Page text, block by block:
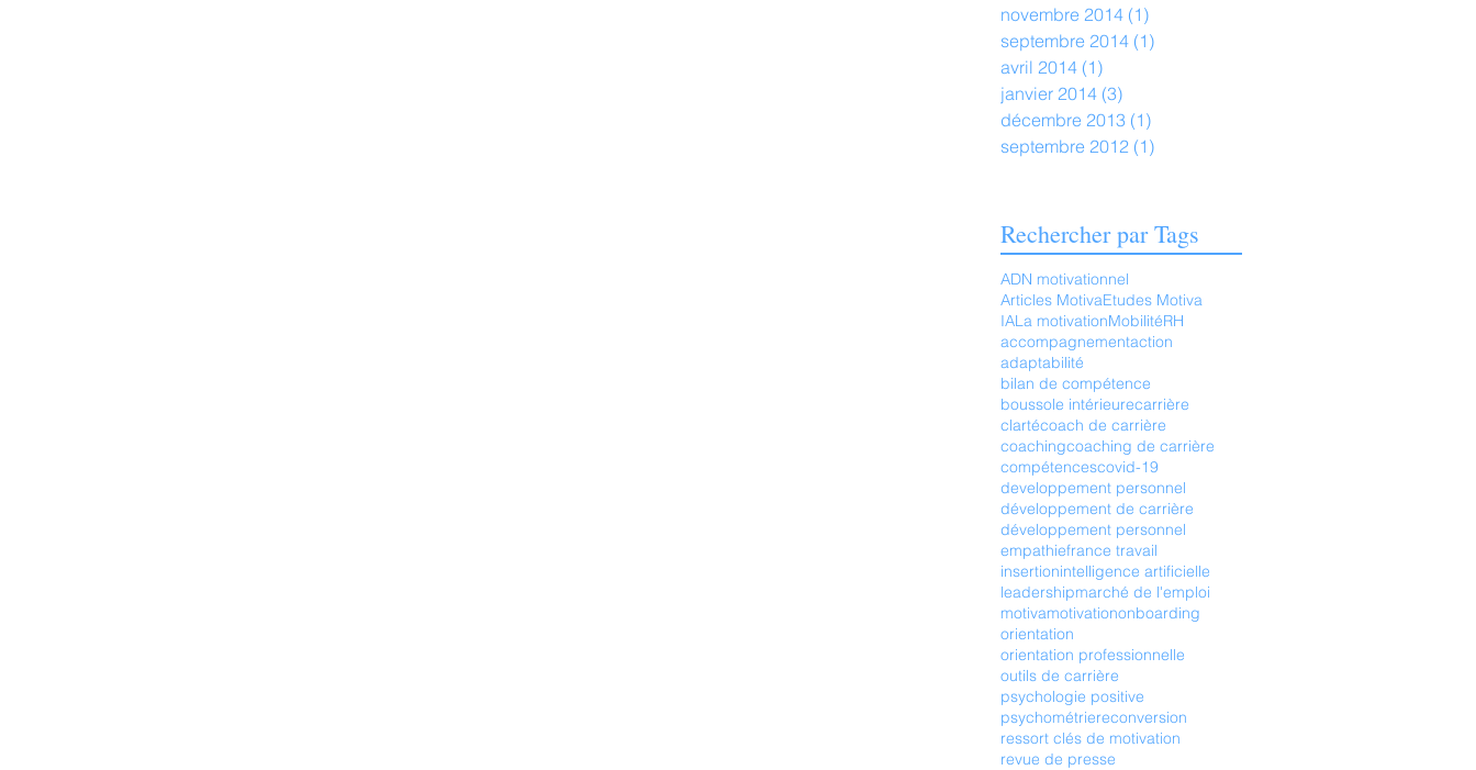
novembre 2014 (1)
septembre 2014 (1)
avril 2014 (1)
janvier 2014 (3)
décembre 2013 (1)
septembre 2012 (1)
Rechercher par Tags
ADN motivationnel
Articles MotivaEtudes Motiva
IALa motivationMobilitéRH
accompagnementaction
adaptabilité
bilan de compétence
boussole intérieurecarrière
clartécoach de carrière
coachingcoaching de carrière
compétencescovid-19
developpement personnel
développement de carrière
développement personnel
empathiefrance travail
insertionintelligence artificielle
leadershipmarché de l'emploi
motivamotivationonboarding
orientation
orientation professionnelle
outils de carrière
psychologie positive
psychométriereconversion
ressort clés de motivation
revue de presse